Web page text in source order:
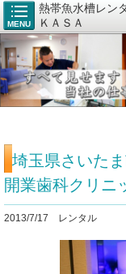
MENU
熱帯魚水槽レン
ＫＡＳＡ
埼玉県さいた
開業歯科クリニ
2013/7/17 レンタル